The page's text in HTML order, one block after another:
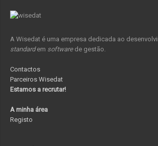
A Wisedat é uma empresa dedicada ao
standardem softwarede gestão.
Contactos
Parceiros Wisedat
Estamos a recrutar!
A minha área
Registo